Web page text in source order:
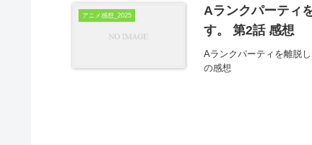
アニメ感想_2025
Aランクパーティ
す。 第2話 感想
Aランクパーティを離脱
の感想